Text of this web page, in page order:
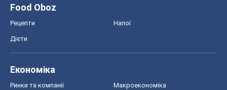
Food Oboz
Рецепти Напої
Дієти
Економіка
Ринки та компанії Макроекономіка